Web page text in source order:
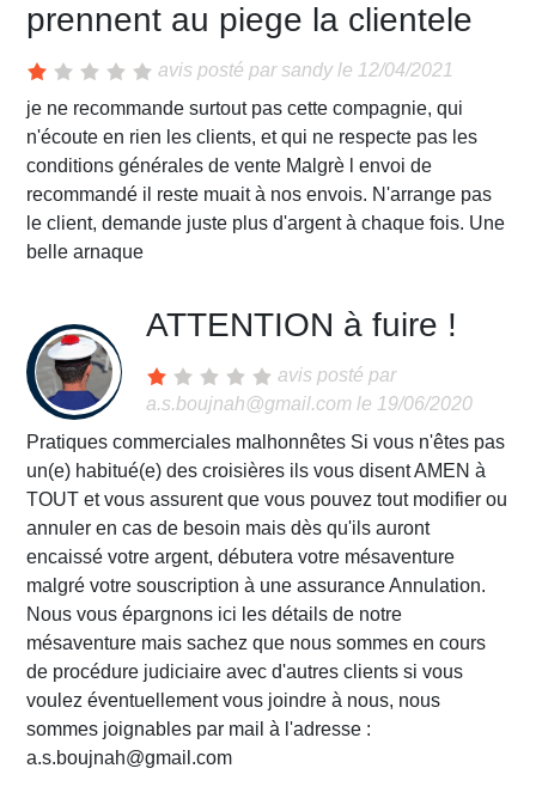
prennent au piege la clientele
avis posté parsandyle 12/04/2021
je ne recommande surtout pas cette compagnie, qui
n'écoute en rien les clients, et qui ne respecte pas les
conditions générales de vente Malgrè l envoi de
recommandé il reste muait à nos envois. N'arrange pas
le client, demande juste plus d'argent à chaque fois. Une
belle arnaque
ATTENTION à fuire !
avis posté par
a.s.boujnah@gmail.com le 19/06/2020
Pratiques commerciales malhonnêtes Si vous n'êtes pas
un(e) habitué(e) des croisières ils vous disent AMEN à
TOUT et vous assurent que vous pouvez tout modifier ou
annuler en cas de besoin mais dès qu'ils auront
encaissé votre argent, débutera votre mésaventure
malgré votre souscription à une assurance Annulation.
Nous vous épargnons ici les détails de notre
mésaventure mais sachez que nous sommes en cours
de procédure judiciaire avec d'autres clients si vous
voulez éventuellement vous joindre à nous, nous
sommes joignables par mail à l'adresse :
a.s.boujnah@gmail.com